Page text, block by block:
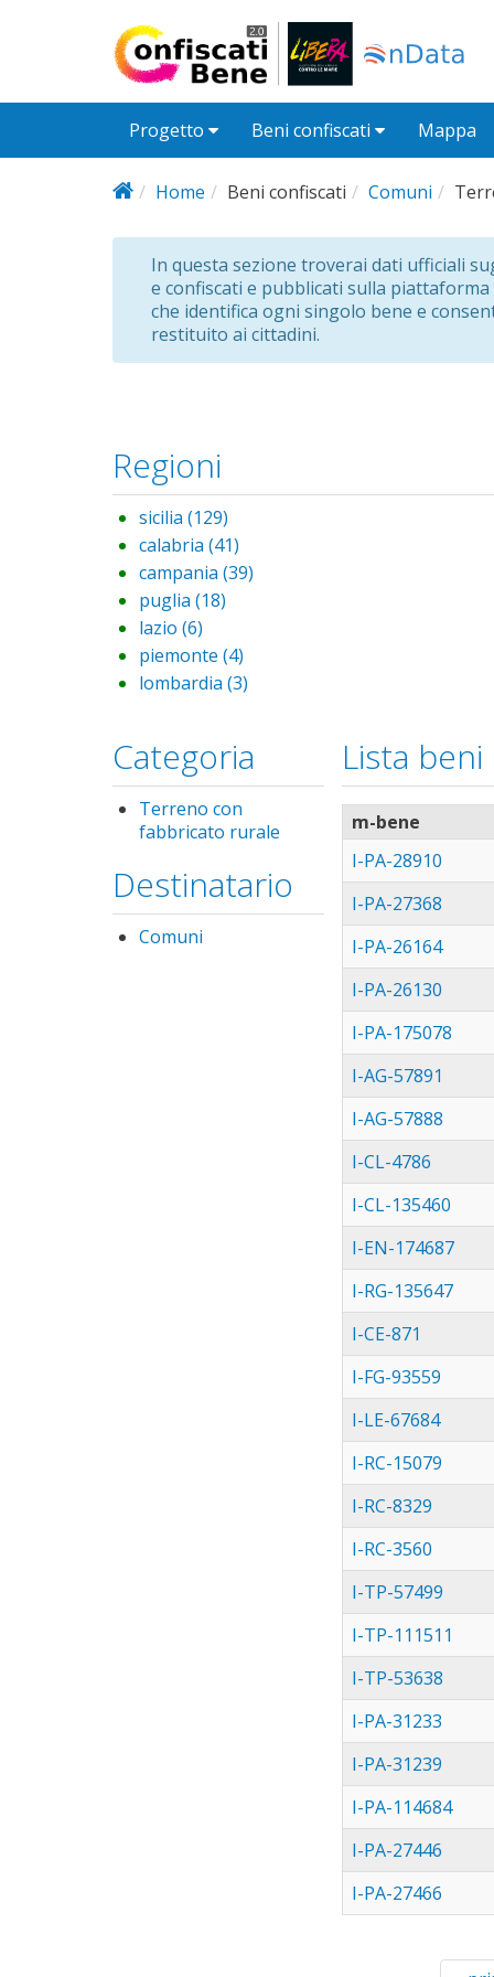
Progetto Beni confiscati Mappa
Home Beni confiscati Comuni
In questa sezione troverai dati ufficiali
e confiscati e pubblicati sulla piattaforma
che identifica ogni singolo bene e
restituito ai cittadini.
Regioni
sicilia (129)
calabria (41)
campania (39)
puglia (18)
lazio (6)
piemonte (4)
lombardia (3)
toscana (2) Apply toscana filter
abruzzo (1)Apply abruzzo filter
basilicata (1) Apply basilicata filter
Apply veneto filter
Categoria
Terreno con
fabbricato rurale
con
fabbricato
Destinatario
Comuni
Lista
m-bene
I-PA-28910
I-PA-27368
I-PA-26164
I-PA-26130
I-PA-175078
I-AG-57891
I-AG-57888
I-CL-4786
I-CL-135460
I-EN-174687
I-RG-135647
I-CE-871
I-FG-93559
I-LE-67684
I-RC-15079
I-RC-8329
I-RC-3560
I-TP-57499
I-TP-111511
I-TP-53638
I-PA-31233
I-PA-31239
I-PA-114684
I-PA-27446
I-PA-27466